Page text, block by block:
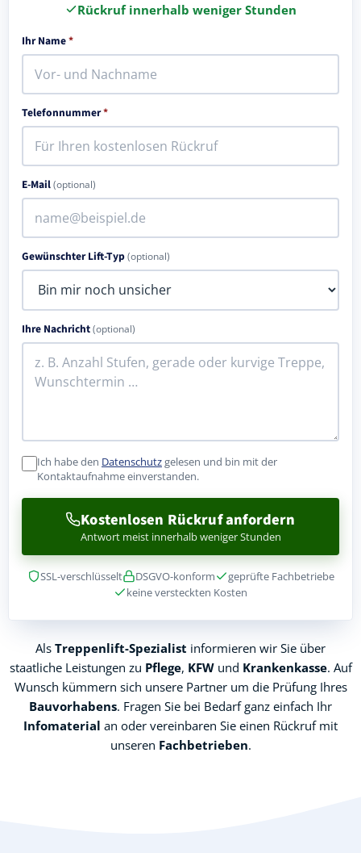
Rückruf innerhalb weniger Stunden
Ihr Name*
Telefonnummer*
E-Mail(optional)
Gewünschter Lift-Typ(optional)
Ihre Nachricht(optional)
Ich habe den Datenschutzgelesen und bin mit der
Kontaktaufnahme einverstanden.
Kostenlosen Rückruf anfordern
Antwort meist innerhalb weniger Stunden
SSL-verschlüsselt DSGVO-konform
geprüfte Fachbetriebe
keine versteckten Kosten
Als Treppenlift-Spezialist informieren wir Sie über
staatliche Leistungen zu Pflege, KFWund Krankenkasse. Auf
Wunsch kümmern sich unsere Partner um die Prüfung Ihres
Bauvorhabens. Fragen Sie bei Bedarf ganz einfach Ihr
Infomaterial an oder vereinbaren Sie einen Rückruf mit
unseren Fachbetrieben.